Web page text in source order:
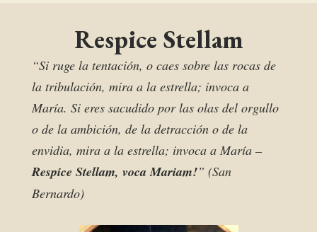
Respice Stellam
“Si ruge la tentación, o caes sobre las rocas de
la tribulación, mira a la estrella; invoca a
María. Si eres sacudido por las olas del orgullo
o de la ambición, de la detracción o de la
envidia, mira a la estrella; invoca a María –
Respice Stellam, voca Mariam!” (San
Bernardo)